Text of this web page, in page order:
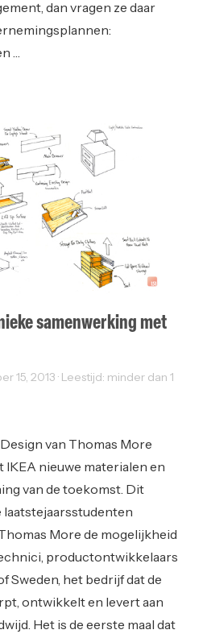
dan vragen ze daar
…
samenwerking met
15, 2013 · Leestijd: minder dan 1
van Thomas More
nieuwe materialen en
van de toekomst. Dit
laatstejaarsstudenten
More de mogelijkheid
productontwikkelaars
Sweden, het bedrijf dat de
ontwikkelt en levert aan
Het is de eerste maal dat